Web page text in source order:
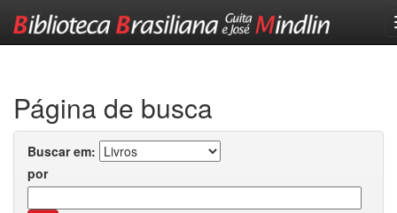
Página de busca
Buscar em:
por